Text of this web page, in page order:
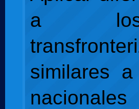
a los
similares